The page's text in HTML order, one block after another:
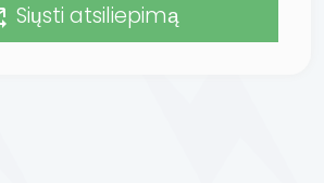
Siųsti atsiliepimą